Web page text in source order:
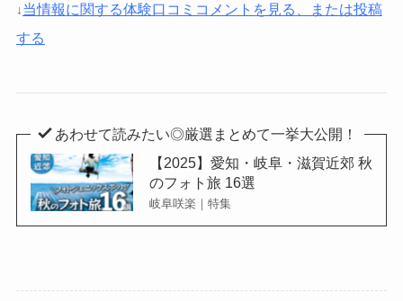
↓当情報に関する体験口コミコメントを見る、または投稿
する
あわせて読みたい◎厳選まとめて一挙大公開！
【2025】愛知・岐阜・滋賀近郊 秋
のフォト旅 16選
岐阜咲楽｜特集